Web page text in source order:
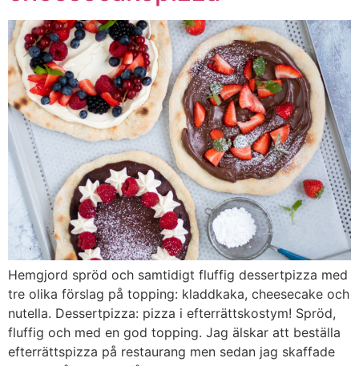
Hemgjord spröd och samtidigt fluffig dessertpizza med
tre olika förslag på topping: kladdkaka, cheesecake och
nutella. Dessertpizza: pizza i efterrättskostym! Spröd,
fluffig och med en god topping. Jag älskar att beställa
efterrättspizza på restaurang men sedan jag skaffade